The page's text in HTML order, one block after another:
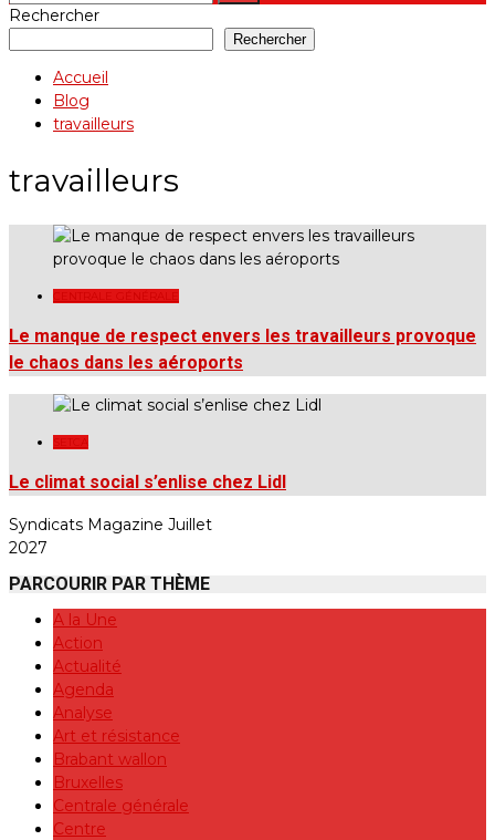
Rechercher
Rechercher
Accueil
Blog
travailleurs
travailleurs
Le manque de respect envers les travailleurs provoque
le chaos dans les aéroports
Le climat social s’enlise chez Lidl
Syndicats Magazine Juillet
2027
PARCOURIR PAR THÈME
A la Une
Action
Actualité
Agenda
Analyse
Art et résistance
Brabant wallon
Bruxelles
Centrale générale
Centre